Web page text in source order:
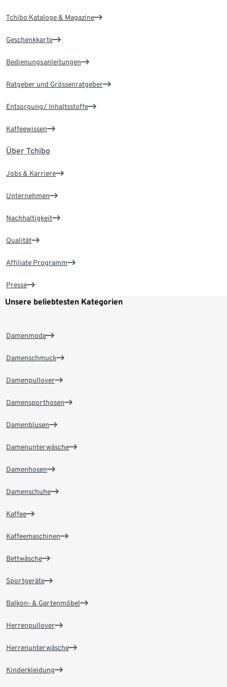
Tchibo Kataloge & Magazine
Geschenkkarte
Bedienungsanleitungen
Ratgeber und Grössenratgeber
Entsorgung/ Inhaltsstoffe
Kaffeewissen
Über Tchibo
Jobs & Karriere
Unternehmen
Nachhaltigkeit
Qualität
Affiliate Programm
Presse
Unsere beliebtesten Kategorien
Damenmode
Damenschmuck
Damenpullover
Damensporthosen
Damenblusen
Damenunterwäsche
Damenhosen
Damenschuhe
Kaffee
Kaffeemaschinen
Bettwäsche
Sportgeräte
Balkon- & Gartenmöbel
Herrenpullover
Herrenunterwäsche
Kinderkleidung